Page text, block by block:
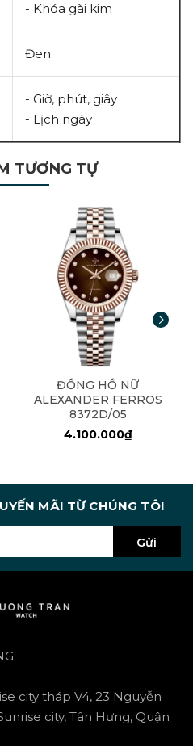
- Khóa gài kim
Đen
- Giờ, phút, giây
- Lịch ngày
TƯƠNG TỰ
ĐỒNG HỒ NỮ
ALEXANDER FERROS
8372D/05
4.100.000₫
MÃI TỪ CHÚNG TÔI
Gửi
city tháp V4, 23 Nguyễn
city, Tân Hưng, Quận